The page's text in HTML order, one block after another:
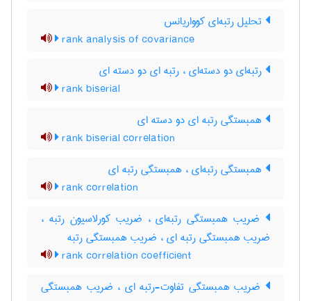
تحلیل رتبه‌ای کوواریانس
rank analysis of covariance
رتبه‌ای دو دسته‌ای ، رتبه ای دو دسته ای
rank biserial
همبستگی رتبه ای دو دسته ای
rank biserial correlation
همبستگی رتبه‌ای ، همبستگی رتبه ای
rank correlation
ضریب همبستگی رتبه‌ای ، ضریب کورلاسیون رتبه ،
ضریب همبستگی رتبه ای ، ضریب همبستگی رتبه
rank correlation coefficient
ضریب همبستگی تفاوت-رتبه ای ، ضریب همبستگی